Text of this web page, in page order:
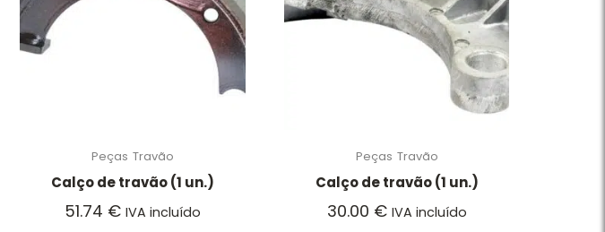
Peças Travão
Calço de travão (1 un.)
51.74 € IVA incluído
Peças Travão
Calço de travão (1 un.)
30.00 € IVA incluído